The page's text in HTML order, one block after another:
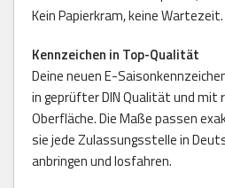
Kein Papierkram, keine Wartezeit.
Kennzeichen in Top-Qualität
Deine neuen E-
in geprüfter DIN Qualität und mit
Oberfläche. Die Maße passen
sie jede Zulassungsstelle in
anbringen und losfahren.